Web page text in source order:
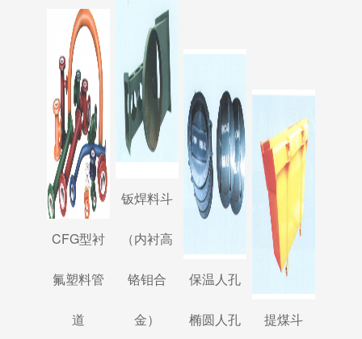
CFG型衬
氟塑料管
道
钣焊料斗
（内衬高
铬钼合
金）
保温人孔
椭圆人孔 提煤斗